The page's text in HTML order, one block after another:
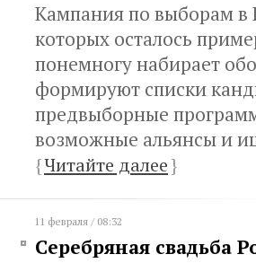
Кампания по выборам в
которых осталось
понемногу набирает
формируют списки
предвыборные
возможные альянсы и
{Читайте далее}
11 февраля / 08:32
Серебряная свадьба